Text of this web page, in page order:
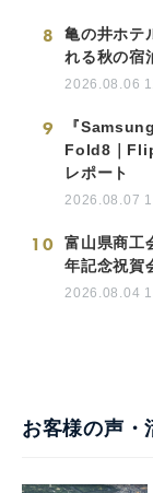
8
亀の井ホテ
れる秋の宿
2026.08.06
9
『
Fold8｜
レポート
2026.08.07
10
富山県商工
年記念祝賀
2026.08.04
お客様の声・